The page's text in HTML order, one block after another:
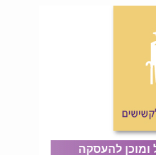
ומוכן להעסקה